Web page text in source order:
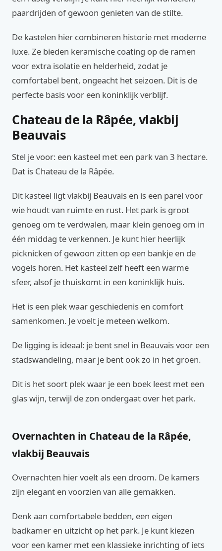
paardrijden of gewoon genieten van de stilte.
De kastelen hier combineren historie met moderne
luxe. Ze bieden keramische coating op de ramen
voor extra isolatie en helderheid, zodat je
comfortabel bent, ongeacht het seizoen. Dit is de
perfecte basis voor een koninklijk verblijf.
Chateau de la Râpée, vlakbij
Beauvais
Stel je voor: een kasteel met een park van 3 hectare.
Dat is Chateau de la Râpée.
Dit kasteel ligt vlakbij Beauvais en is een parel voor
wie houdt van ruimte en rust. Het park is groot
genoeg om te verdwalen, maar klein genoeg om in
één middag te verkennen. Je kunt hier heerlijk
picknicken of gewoon zitten op een bankje en de
vogels horen. Het kasteel zelf heeft een warme
sfeer, alsof je thuiskomt in een koninklijk huis.
Het is een plek waar geschiedenis en comfort
samenkomen. Je voelt je meteen welkom.
De ligging is ideaal: je bent snel in Beauvais voor een
stadswandeling, maar je bent ook zo in het groen.
Dit is het soort plek waar je een boek leest met een
glas wijn, terwijl de zon ondergaat over het park.
Overnachten in Chateau de la Râpée,
vlakbij Beauvais
Overnachten hier voelt als een droom. De kamers
zijn elegant en voorzien van alle gemakken.
Denk aan comfortabele bedden, een eigen
badkamer en uitzicht op het park. Je kunt kiezen
voor een kamer met een klassieke inrichting of iets